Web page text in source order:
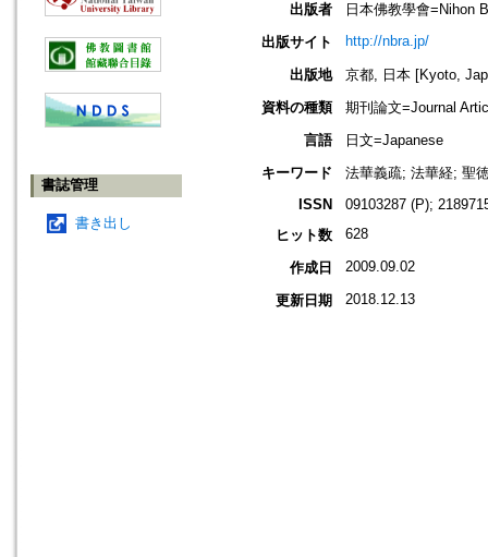
書誌管理
書き出し
出版者
日本佛教學會=Nihon
出版サイト
http://nbra.jp/
出版地
京都, 日本 [Kyoto,
資料の種類
期刊論文=Journal
言語
日文=Japanese
キーワード
法華義疏; 法華経; 聖
ISSN
09103287 (P);
ヒット数
628
作成日 2009.09.02
更新日期 2018.12.13